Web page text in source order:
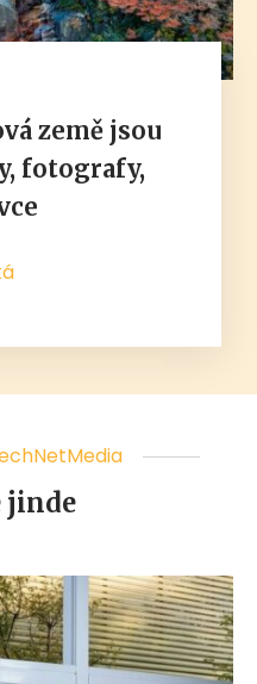
země jsou
fotografy,
jinde